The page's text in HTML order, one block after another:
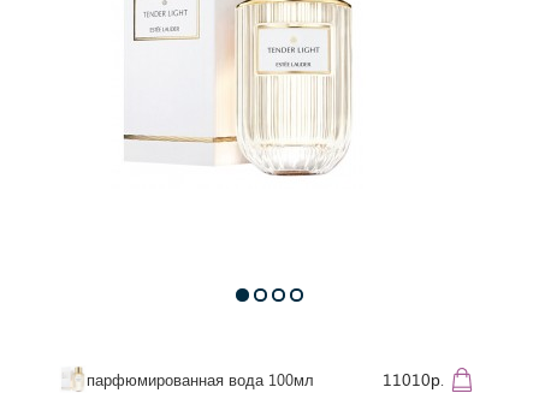
парфюмированная вода 100мл 11010р.